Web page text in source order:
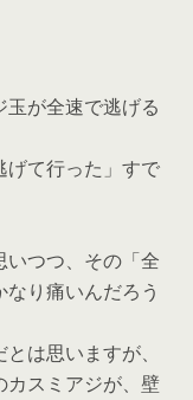
が全速で逃げる
げて行った」すで
いつつ、その「全
り痛いんだろう
は思いますが、
カスミアジが、壁